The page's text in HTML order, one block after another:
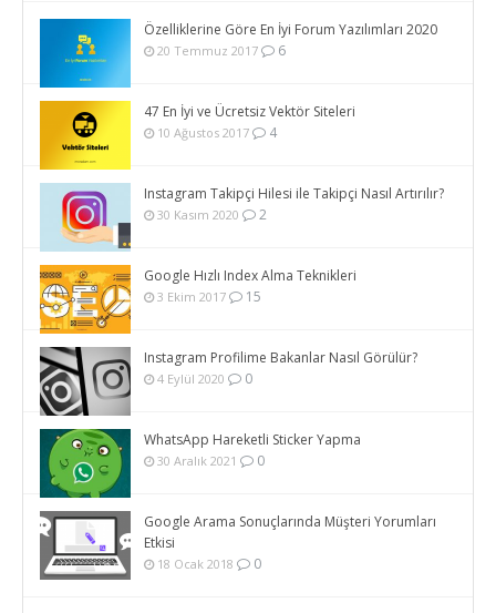
Özelliklerine Göre En İyi Forum Yazılımları 2020
20 Temmuz 2017 6
47 En İyi ve Ücretsiz Vektör Siteleri
10 Ağustos 2017 4
Instagram Takipçi Hilesi ile Takipçi Nasıl Artırılır?
30 Kasım 2020 2
Google Hızlı Index Alma Teknikleri
3 Ekim 2017 15
Instagram Profilime Bakanlar Nasıl Görülür?
4 Eylül 2020 0
WhatsApp Hareketli Sticker Yapma
30 Aralık 2021 0
Google Arama Sonuçlarında Müşteri Yorumları
Etkisi
18 Ocak 2018 0